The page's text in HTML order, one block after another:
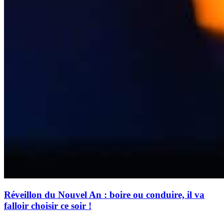
Réveillon du Nouvel An : boire ou conduire, il va
falloir choisir ce soir !